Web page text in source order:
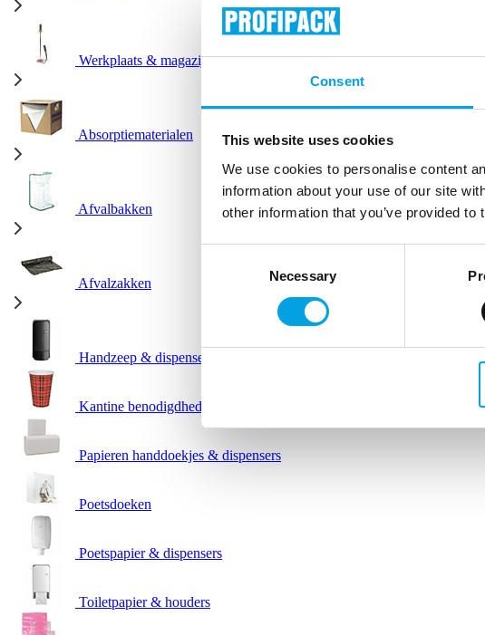
Consent
This website uses cookies
We use cookies to personalise content
information about your use of our site
other information that you’ve provided
Necessary
Werkplaats & magazijn
Absorptiematerialen
Afvalbakken
Afvalzakken
Handzeep & dispensers
Kantine benodigdheden
Papieren handdoekjes & dispensers
Poetsdoeken
Poetspapier & dispensers
Toiletpapier & houders